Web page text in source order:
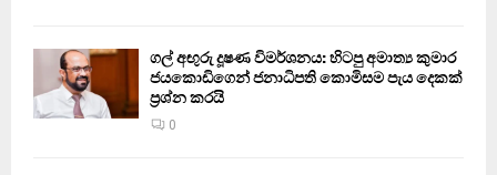
ගල් අඟුරු දූෂණ විමර්ශනය: හිටපු අමාත්‍ය කුමාර
ජයකොඩිගෙන් ජනාධිපති කොමිසම පැය දෙකක්
ප්‍රශ්න කරයි
0